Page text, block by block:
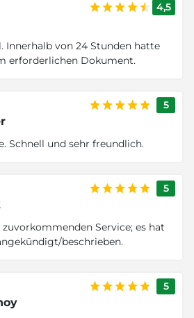
4,5
Innerhalb von 24 Stunden hatte
erforderlichen Dokument.
5
Schnell und sehr freundlich.
5
Service; es hat
beschrieben.
5